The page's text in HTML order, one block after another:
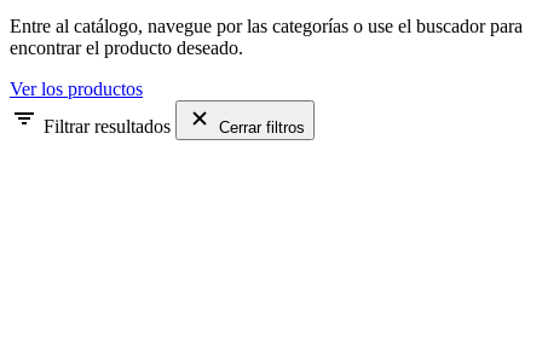
Entre al catálogo, navegue por las categorías o use el buscador para
encontrar el producto deseado.
Ver los productos
Filtrar resultados
Cerrar filtros